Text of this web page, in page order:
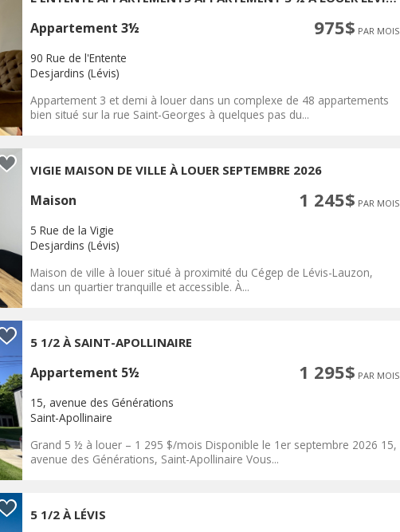
Appartement 3½ 975$ PAR MOIS
90 Rue de l'Entente
Desjardins (Lévis)
Appartement 3 et demi à louer dans un complexe de 48 appartements
bien situé sur la rue Saint-Georges à quelques pas du...
VIGIE MAISON DE VILLE À LOUER SEPTEMBRE 2026
Maison 1 245$ PAR MOIS
5 Rue de la Vigie
Desjardins (Lévis)
Maison de ville à louer situé à proximité du Cégep de Lévis-Lauzon,
dans un quartier tranquille et accessible. À...
5 1/2 À SAINT-APOLLINAIRE
Appartement 5½ 1 295$ PAR MOIS
15, avenue des Générations
Saint-Apollinaire
Grand 5 ½ à louer – 1 295 $/mois Disponible le 1er septembre 2026 15,
avenue des Générations, Saint-Apollinaire Vous...
5 1/2 À LÉVIS